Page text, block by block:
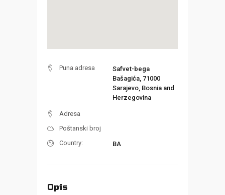
Puna adresa
Safvet-bega
Bašagića, 71000
Sarajevo, Bosnia and
Herzegovina
Adresa
Poštanski broj
Country:
BA
Opis